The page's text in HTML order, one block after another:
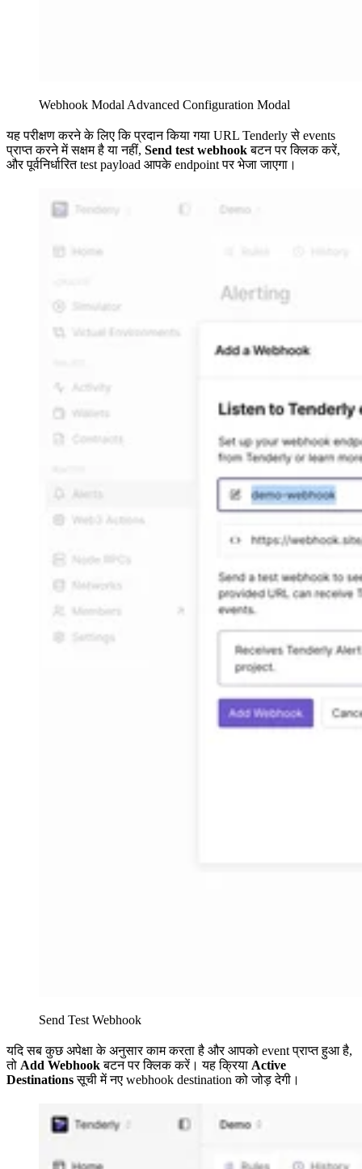
Webhook Modal Advanced Configuration Modal
यह परीक्षण करने के लिए कि प्रदान किया गया URL Tenderly से events
प्राप्त करने में सक्षम है या नहीं, Send test webhookबटन पर क्लिक करें,
और पूर्वनिर्धारित test payload आपके endpoint पर भेजा जाएगा।
Send Test Webhook
यदि सब कुछ अपेक्षा के अनुसार काम करता है और आपको event प्राप्त हुआ है,
तो Add Webhookबटन पर क्लिक करें। यह क्रिया Active
Destinationsसूची में नए webhook destination को जोड़ देगी।